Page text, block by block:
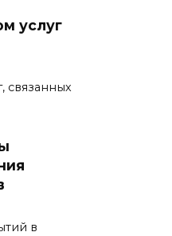
услуг
связанных
в